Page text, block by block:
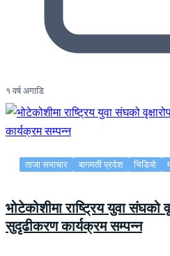
१ वर्ष अगाडि
ताजा समाचार बागमती प्रदेश भिडियो
भोटेकोशीमा राष्ट्रिय युवा संघको
सुदृढीकरण कार्यक्रम सम्पन्न